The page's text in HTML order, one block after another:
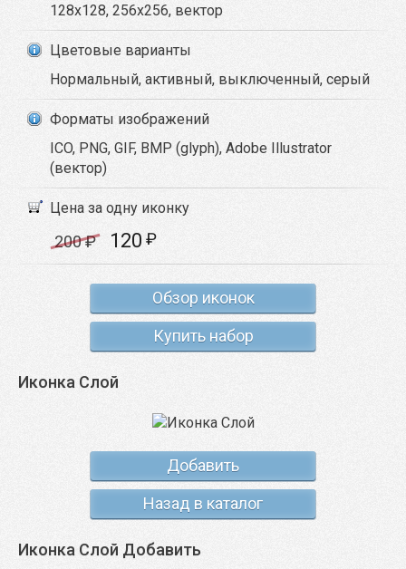
128x128, 256x256, вектор
Цветовые варианты
Нормальный, активный, выключенный, серый
Форматы изображений
ICO, PNG, GIF, BMP (glyph), Adobe Illustrator
(вектор)
Цена за одну иконку
200₽ 120 ₽
Обзор иконок
Купить набор
Иконка Слой
Добавить
Назад в каталог
Иконка Слой Добавить